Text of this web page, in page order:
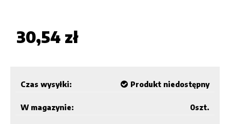
30,54 zł
Czas wysyłki: Produkt niedostępny
W magazynie: szt.
0